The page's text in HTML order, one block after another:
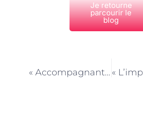
Je retourne
parcourir le
blog
« Accompagnant scolaire à Paris : un soutien pour les élèves en difficulté linguistique »